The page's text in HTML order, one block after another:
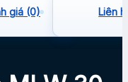
giá (0) Liên